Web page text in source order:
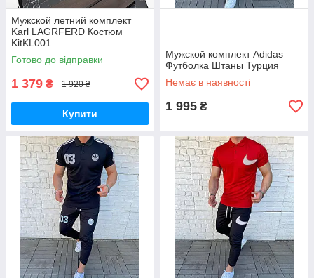
Мужской летний комплект
Karl LAGRFERD Костюм
KitKL001
Готово до відправки
1 379 ₴ 1 920 ₴
Купити
Мужской комплект Adidas
Футболка Штаны Турция
Немає в наявності
1 995 ₴